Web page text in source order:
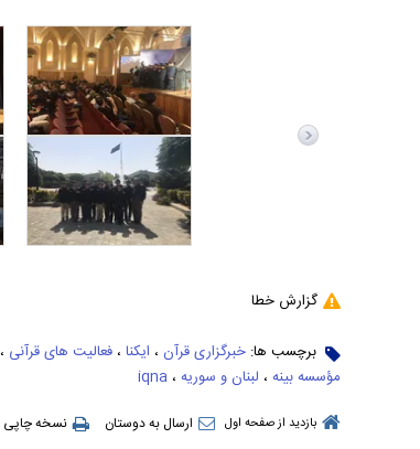
گزارش خطا
برچسب ها: خبرگزاری قرآن ، ایکنا ، فعالیت های قرآنی ،
مؤسسه بینه ، لبنان و سوریه ، iqna
بازدید از صفحه اول ارسال به دوستان نسخه چاپی